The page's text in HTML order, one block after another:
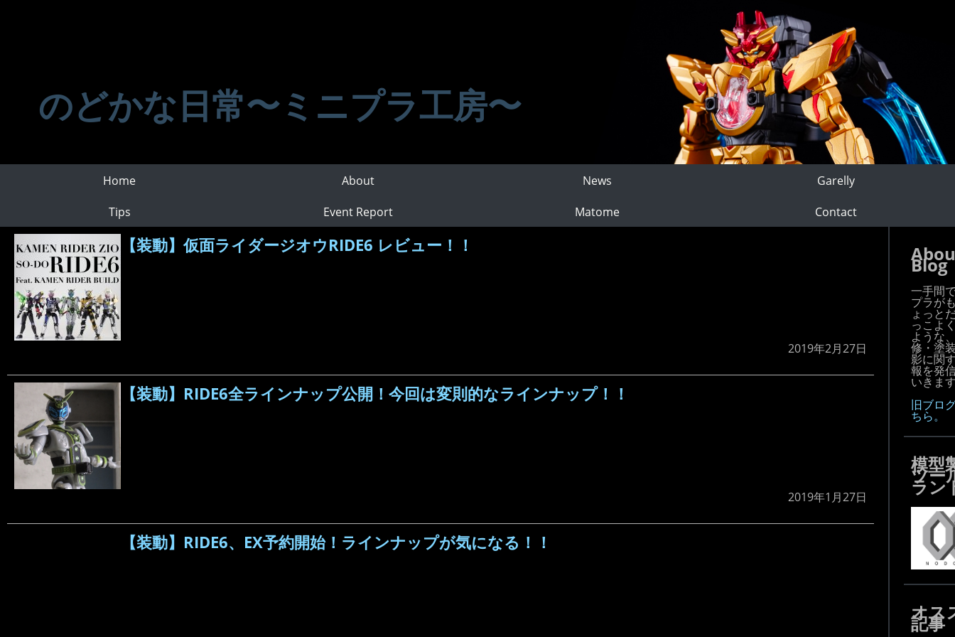
のどかな日常〜ミニプラ工房〜
Home About News
Garelly
Tips
Event Report Matome Contact
【装動】仮面ライダージオウRIDE6 レビュー！！
2019年2月27日
【装動】RIDE6全ラインナップ公開！今回は変則的なラインナップ！！
2019年1月27日
【装動】RIDE6、EX予約開始！ラインナップが気になる！！
Blog
一手間
プラが
ょっと
っこよ
ような
修・塗
影に関
報を発
いきま
旧ブロ
ちら。
模型
ツー
ラン
オス
記事